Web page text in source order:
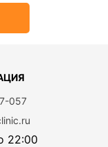
057
22:00